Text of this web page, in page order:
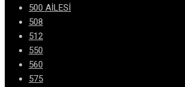
500 AİLESİ
508
512
550
560
575